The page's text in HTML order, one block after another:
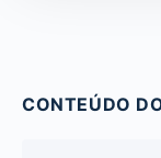
CONTEÚDO